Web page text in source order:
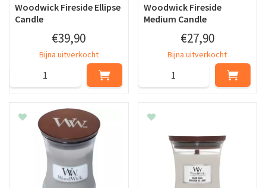
Woodwick Fireside Ellipse
Candle
€39,90
Bijna uitverkocht
Woodwick Fireside
Medium Candle
€27,90
Bijna uitverkocht